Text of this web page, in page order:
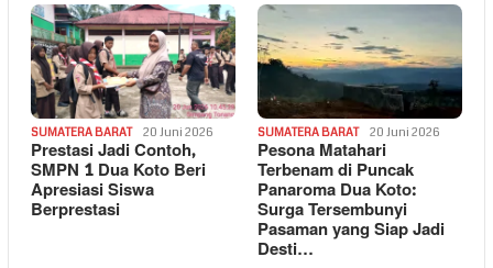
SUMATERA BARAT 20 Juni 2026
Prestasi Jadi Contoh,
SMPN 1 Dua Koto Beri
Apresiasi Siswa
Berprestasi
SUMATERA BARAT 20 Juni 2026
Pesona Matahari
Terbenam di Puncak
Panaroma Dua Koto:
Surga Tersembunyi
Pasaman yang Siap Jadi
Desti…